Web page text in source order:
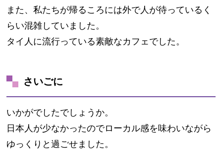
また、私たちが帰るころには外で人が待っているく
らい混雑していました。
タイ人に流行っている素敵なカフェでした。
さいごに
いかがでしたでしょうか。
日本人が少なかったのでローカル感を味わいながら
ゆっくりと過ごせました。